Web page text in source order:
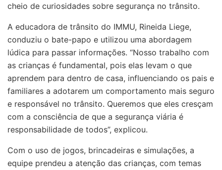
cheio de curiosidades sobre segurança no trânsito.
A educadora de trânsito do IMMU, Rineida Liege,
conduziu o bate-papo e utilizou uma abordagem
lúdica para passar informações. “Nosso trabalho com
as crianças é fundamental, pois elas levam o que
aprendem para dentro de casa, influenciando os pais e
familiares a adotarem um comportamento mais seguro
e responsável no trânsito. Queremos que eles cresçam
com a consciência de que a segurança viária é
responsabilidade de todos”, explicou.
Com o uso de jogos, brincadeiras e simulações, a
equipe prendeu a atenção das crianças, com temas